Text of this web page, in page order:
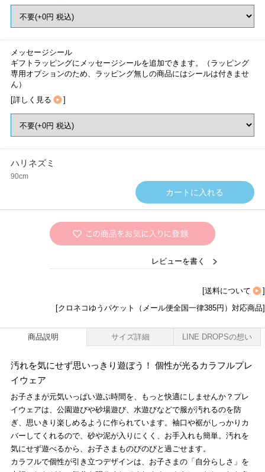
メッセージシール
ギフトラッピングにメッセージシールを追加できます。（ラッピング
専用オプションのため、ラッピング無しの商品にはシールは付きませ
ん）
[詳しく見る ]
ハリネズミ
90cm
レビューを書く
[送料について
]
[クロネコゆうパケット（メール便全国一律385円）対応商品]
商品説明 サイズ詳細 LINE DROPSの想い
汚れを気にせず思いっきり遊ぼう！ 個性が光るカラフルプレ
イウェア
お子さまが元気いっぱい遊ぶ時間を、もっと快適にしませんか？プレ
イウェアは、公園遊びや砂場遊び、水遊びなどで服が汚れるのを防
ぎ、思いきり楽しめるように作られています。袖口や裾がしっかりカ
バーしてくれるので、砂や泥が入りにくく、お手入れも簡単。汚れを
気にせず遊べるから、お子さまものびのびと過ごせます。
カラフルで個性が引き立つデザインは、お子さまの「自分らしさ」を